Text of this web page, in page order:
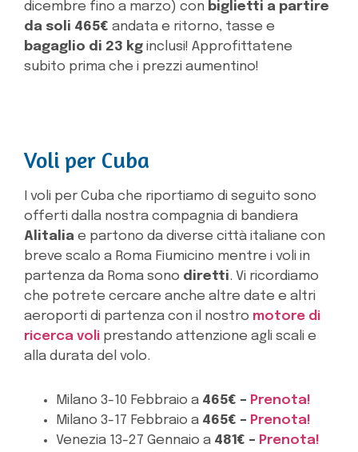
dicembre fino a marzo) con biglietti a partire
da soli 465€ andata e ritorno, tasse e
bagaglio di 23 kg inclusi! Approfittatene
subito prima che i prezzi aumentino!
Voli per Cuba
I voli per Cuba che riportiamo di seguito sono
offerti dalla nostra compagnia di bandiera
Alitalia e partono da diverse città italiane con
breve scalo a Roma Fiumicino mentre i voli in
partenza da Roma sono diretti. Vi ricordiamo
che potrete cercare anche altre date e altri
aeroporti di partenza con il nostro motore di
ricerca voli prestando attenzione agli scali e
alla durata del volo.
Milano 3-10 Febbraio a 465€ – Prenota!
Milano 3-17 Febbraio a 465€ – Prenota!
Venezia 13-27 Gennaio a 481€ – Prenota!